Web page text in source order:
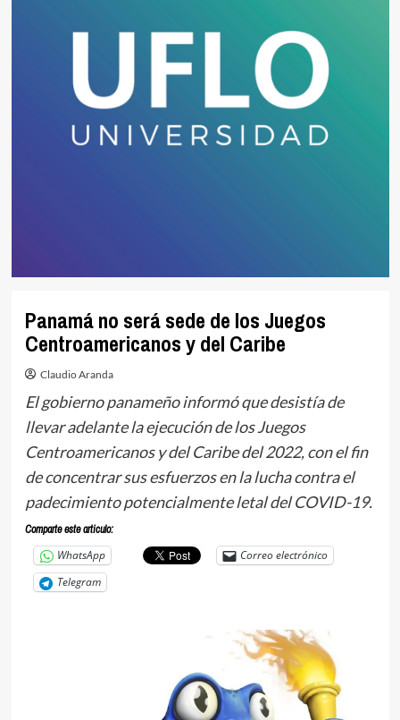
Panamá no será sede de los Juegos
Centroamericanos y del Caribe
Claudio Aranda
El gobierno panameño informó que desistía de
llevar adelante la ejecución de los Juegos
Centroamericanos y del Caribe del 2022, con el fin
de concentrar sus esfuerzos en la lucha contra el
padecimiento potencialmente letal del COVID-19.
Comparte este articulo:
WhatsApp
Correo electrónico
Telegram